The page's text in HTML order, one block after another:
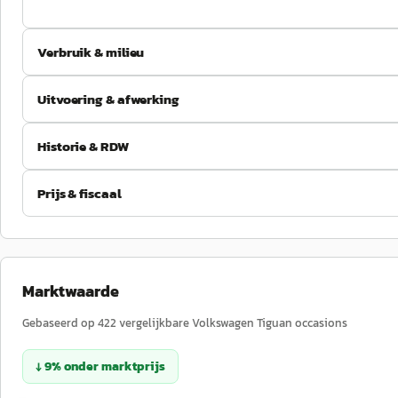
Verbruik & milieu
Uitvoering & afwerking
Historie & RDW
Prijs & fiscaal
Marktwaarde
Gebaseerd op 422 vergelijkbareVolkswagen Tiguan occasions
↓9%ondermarktprijs